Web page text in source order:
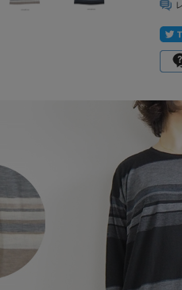
ramble dance
REN
Squady